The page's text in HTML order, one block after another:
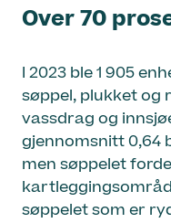
Over 70
I 2023 ble 1 905
søppel, plukket og
vassdrag og
gjennomsnitt 0,64
men søppelet
søppelet som er